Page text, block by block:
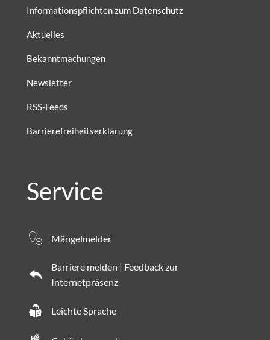
Informationspflichten zum Datenschutz
Aktuelles
Bekanntmachungen
Newsletter
RSS-Feeds
Barrierefreiheitserklärung
Service
Mängelmelder
Barriere melden | Feedback zur
Internetpräsenz
Leichte Sprache